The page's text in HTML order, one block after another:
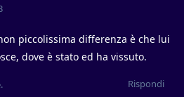
piccolissima differenza è che lui
dove è stato ed ha vissuto.
Rispondi
.